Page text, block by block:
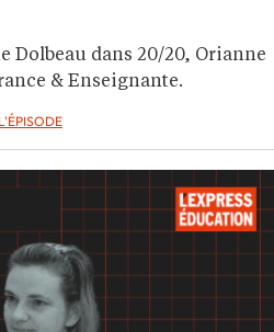
Dolbeau dans 20/20, Orianne
& Enseignante.